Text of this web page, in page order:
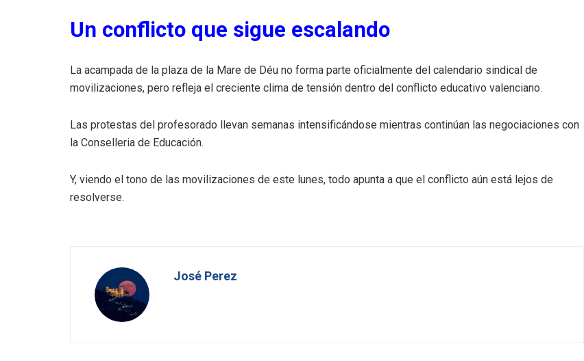
Un conflicto que sigue escalando
La acampada de la plaza de la Mare de Déu no forma parte oficialmente del calendario sindical de
movilizaciones, pero refleja el creciente clima de tensión dentro del conflicto educativo valenciano.
Las protestas del profesorado llevan semanas intensificándose mientras continúan las negociaciones con
la Conselleria de Educación.
Y, viendo el tono de las movilizaciones de este lunes, todo apunta a que el conflicto aún está lejos de
resolverse.
José Perez